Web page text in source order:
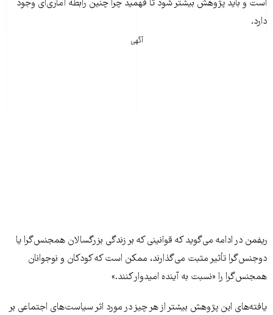
است و باید پژوهش بیشتر شود تا فهمید چرا چنین رابطه آماری‌ای وجود
دارد.
آگهی
ریفمن در ادامه می‌گوید که قوانینی که بر زندگی بزرگسالان همجنس‌گرا یا
دوجنس‌گرا تأثیر مثبت می‌گذارند، ممکن است که کودکان و نوجوانان
همجنس‌گرا را «نسبت به آینده امیدوار کنند.»
یافته‌های این پژوهش بیشتر از هر چیز در مورد اثر سیاست‌های اجتماعی بر